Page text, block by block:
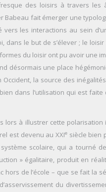
des loisirs à travers les
Babeau fait émerger une
les interactions au sein
dans le but de s’élever ; le
du loisir ont pu avoir une
désormais une place
la source des
dans l’utilisation qui est faite
lors à illustrer cette
est devenu au XXIe siècle bien
scolaire, qui a tourné
» égalitaire, produit en
hors de l’école – que se fait la
du